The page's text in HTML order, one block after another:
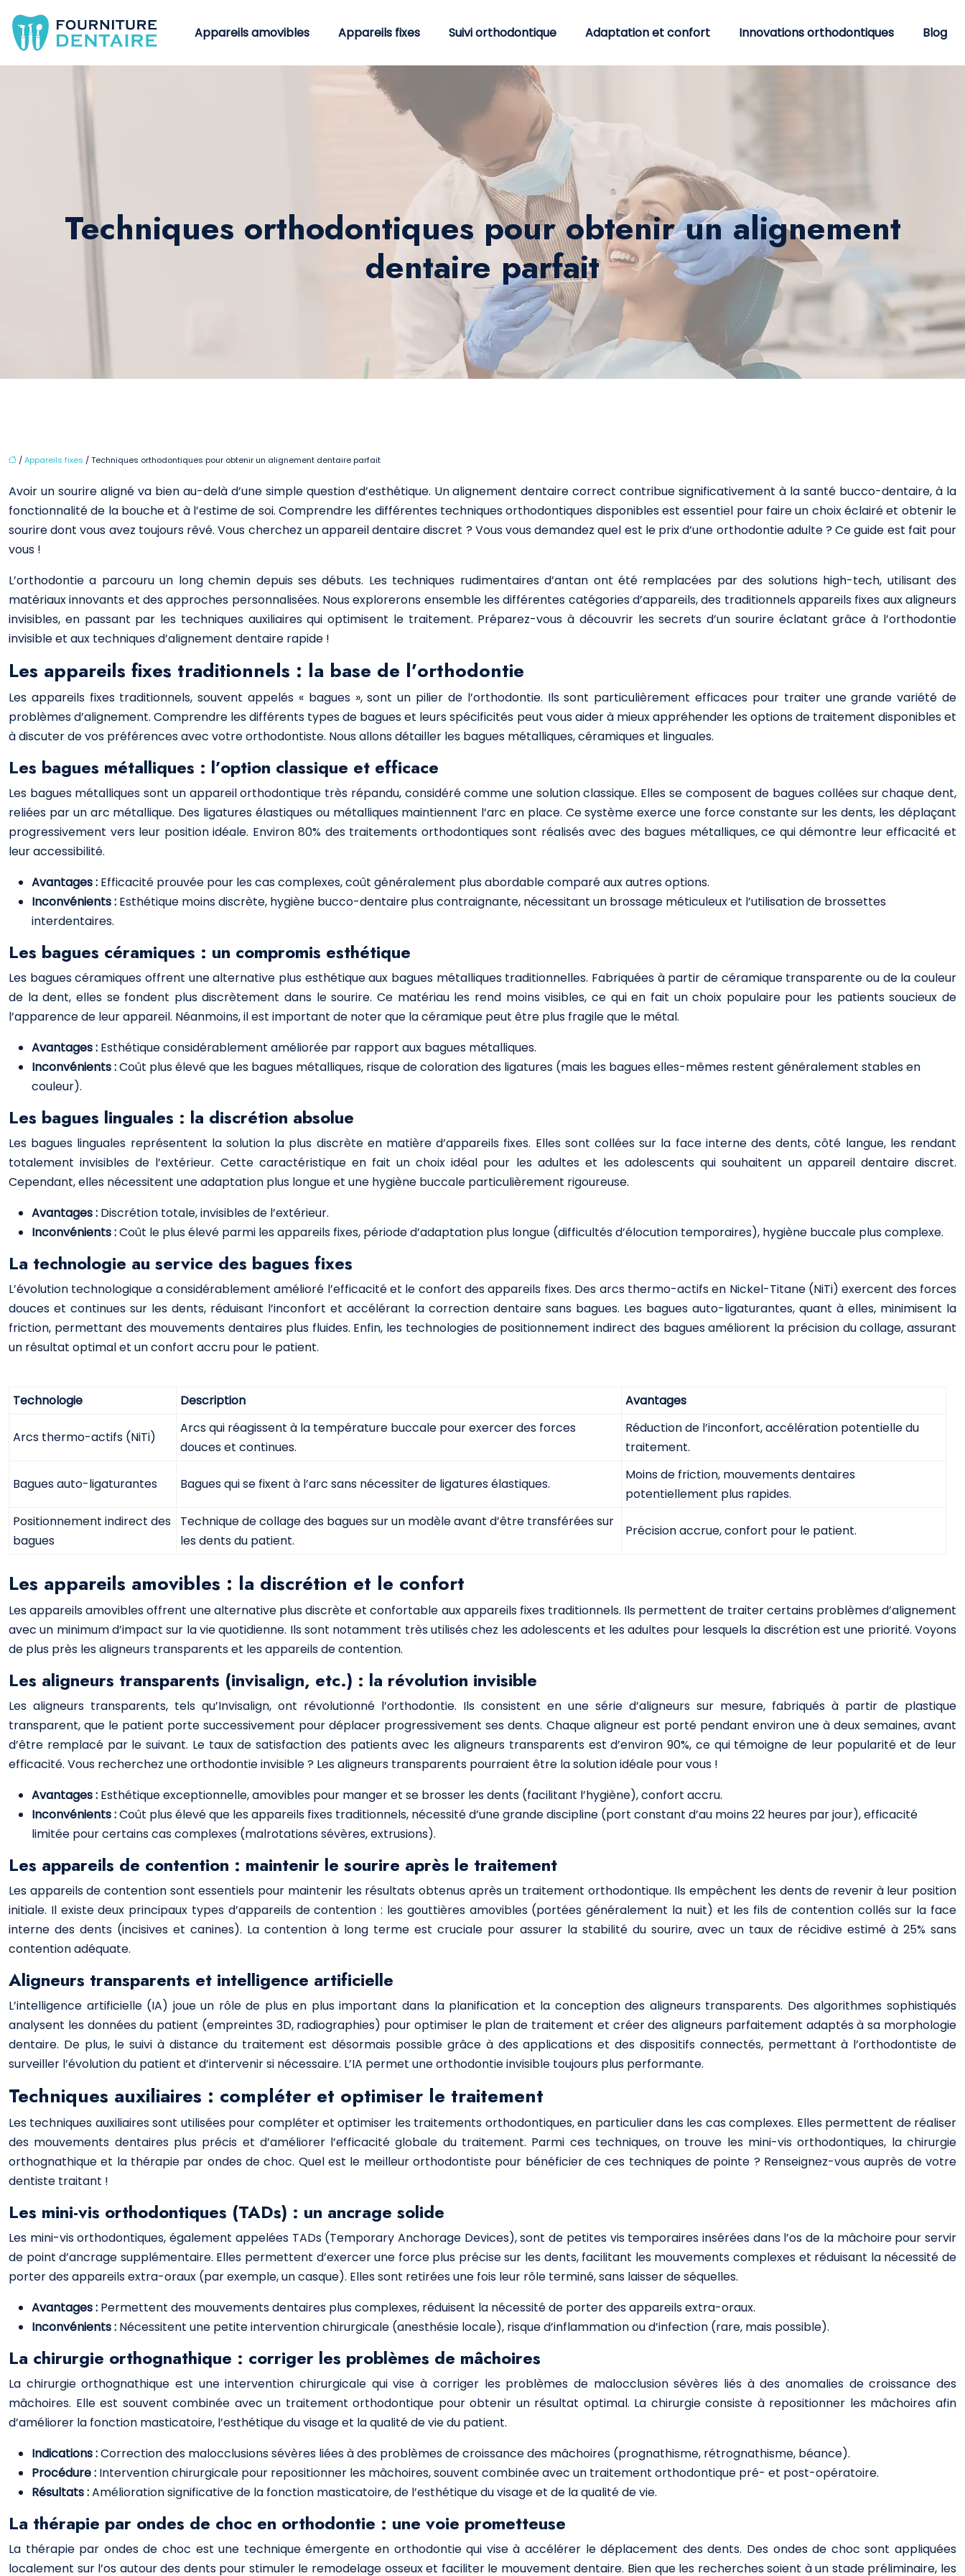
Appareils amovibles Appareils fixes Suivi orthodontique Adaptation et confort Innovations orthodontiques Blog
Techniques orthodontiques pour obtenir un alignement
dentaire parfait
/Appareils fixes / Techniques orthodontiques pour obtenir un alignement dentaire parfait
Avoir un sourire aligné va bien au-delà d’une simple question d’esthétique. Un alignement dentaire correct contribue significativement à la santé bucco-dentaire, à la
fonctionnalité de la bouche et à l’estime de soi. Comprendre les différentes techniques orthodontiques disponibles est essentiel pour faire un choix éclairé et obtenir le
sourire dont vous avez toujours rêvé. Vous cherchez un appareil dentaire discret ? Vous vous demandez quel est le prix d’une orthodontie adulte ? Ce guide est fait pour
vous !
L’orthodontie a parcouru un long chemin depuis ses débuts. Les techniques rudimentaires d’antan ont été remplacées par des solutions high-tech, utilisant des
matériaux innovants et des approches personnalisées. Nous explorerons ensemble les différentes catégories d’appareils, des traditionnels appareils fixes aux aligneurs
invisibles, en passant par les techniques auxiliaires qui optimisent le traitement. Préparez-vous à découvrir les secrets d’un sourire éclatant grâce à l’orthodontie
invisible et aux techniques d’alignement dentaire rapide !
Les appareils fixes traditionnels : la base de l’orthodontie
Les appareils fixes traditionnels, souvent appelés « bagues », sont un pilier de l’orthodontie. Ils sont particulièrement efficaces pour traiter une grande variété de
problèmes d’alignement. Comprendre les différents types de bagues et leurs spécificités peut vous aider à mieux appréhender les options de traitement disponibles et
à discuter de vos préférences avec votre orthodontiste. Nous allons détailler les bagues métalliques, céramiques et linguales.
Les bagues métalliques : l’option classique et efficace
Les bagues métalliques sont un appareil orthodontique très répandu, considéré comme une solution classique. Elles se composent de bagues collées sur chaque dent,
reliées par un arc métallique. Des ligatures élastiques ou métalliques maintiennent l’arc en place. Ce système exerce une force constante sur les dents, les déplaçant
progressivement vers leur position idéale. Environ 80% des traitements orthodontiques sont réalisés avec des bagues métalliques, ce qui démontre leur efficacité et
leur accessibilité.
Avantages : Efficacité prouvée pour les cas complexes, coût généralement plus abordable comparé aux autres options.
Inconvénients : Esthétique moins discrète, hygiène bucco-dentaire plus contraignante, nécessitant un brossage méticuleux et l’utilisation de brossettes
interdentaires.
Les bagues céramiques : un compromis esthétique
Les bagues céramiques offrent une alternative plus esthétique aux bagues métalliques traditionnelles. Fabriquées à partir de céramique transparente ou de la couleur
de la dent, elles se fondent plus discrètement dans le sourire. Ce matériau les rend moins visibles, ce qui en fait un choix populaire pour les patients soucieux de
l’apparence de leur appareil. Néanmoins, il est important de noter que la céramique peut être plus fragile que le métal.
Avantages : Esthétique considérablement améliorée par rapport aux bagues métalliques.
Inconvénients :Coût plus élevé que les bagues métalliques, risque de coloration des ligatures (mais les bagues elles-mêmes restent généralement stables en
couleur).
Les bagues linguales : la discrétion absolue
Les bagues linguales représentent la solution la plus discrète en matière d’appareils fixes. Elles sont collées sur la face interne des dents, côté langue, les rendant
totalement invisibles de l’extérieur. Cette caractéristique en fait un choix idéal pour les adultes et les adolescents qui souhaitent un appareil dentaire discret.
Cependant, elles nécessitent une adaptation plus longue et une hygiène buccale particulièrement rigoureuse.
Avantages : Discrétion totale, invisibles de l’extérieur.
Inconvénients :Coût le plus élevé parmi les appareils fixes, période d’adaptation plus longue (difficultés d’élocution temporaires), hygiène buccale plus complexe.
La technologie au service des bagues fixes
L’évolution technologique a considérablement amélioré l’efficacité et le confort des appareils fixes. Des arcs thermo-actifs en Nickel-Titane (NiTi) exercent des forces
douces et continues sur les dents, réduisant l’inconfort et accélérant la correction dentaire sans bagues. Les bagues auto-ligaturantes, quant à elles, minimisent la
friction, permettant des mouvements dentaires plus fluides. Enfin, les technologies de positionnement indirect des bagues améliorent la précision du collage, assurant
un résultat optimal et un confort accru pour le patient.
Technologie Description Avantages
Arcs thermo-actifs (NiTi)
Arcs qui réagissent à la température buccale pour exercer des forces
douces et continues.
Réduction de l’inconfort, accélération potentielle du
traitement.
Bagues auto-ligaturantes Bagues qui se fixent à l’arc sans nécessiter de ligatures élastiques.
Moins de friction, mouvements dentaires
potentiellement plus rapides.
Positionnement indirect des
bagues
Technique de collage des bagues sur un modèle avant d’être transférées sur
les dents du patient.
Précision accrue, confort pour le patient.
Les appareils amovibles : la discrétion et le confort
Les appareils amovibles offrent une alternative plus discrète et confortable aux appareils fixes traditionnels. Ils permettent de traiter certains problèmes d’alignement
avec un minimum d’impact sur la vie quotidienne. Ils sont notamment très utilisés chez les adolescents et les adultes pour lesquels la discrétion est une priorité. Voyons
de plus près les aligneurs transparents et les appareils de contention.
Les aligneurs transparents (invisalign, etc.) : la révolution invisible
Les aligneurs transparents, tels qu’Invisalign, ont révolutionné l’orthodontie. Ils consistent en une série d’aligneurs sur mesure, fabriqués à partir de plastique
transparent, que le patient porte successivement pour déplacer progressivement ses dents. Chaque aligneur est porté pendant environ une à deux semaines, avant
d’être remplacé par le suivant. Le taux de satisfaction des patients avec les aligneurs transparents est d’environ 90%, ce qui témoigne de leur popularité et de leur
efficacité. Vous recherchez une orthodontie invisible ? Les aligneurs transparents pourraient être la solution idéale pour vous !
Avantages : Esthétique exceptionnelle, amovibles pour manger et se brosser les dents (facilitant l’hygiène), confort accru.
Inconvénients :Coût plus élevé que les appareils fixes traditionnels, nécessité d’une grande discipline (port constant d’au moins 22 heures par jour), efficacité
limitée pour certains cas complexes (malrotations sévères, extrusions).
Les appareils de contention : maintenir le sourire après le traitement
Les appareils de contention sont essentiels pour maintenir les résultats obtenus après un traitement orthodontique. Ils empêchent les dents de revenir à leur position
initiale. Il existe deux principaux types d’appareils de contention : les gouttières amovibles (portées généralement la nuit) et les fils de contention collés sur la face
interne des dents (incisives et canines). La contention à long terme est cruciale pour assurer la stabilité du sourire, avec un taux de récidive estimé à 25% sans
contention adéquate.
Aligneurs transparents et intelligence artificielle
L’intelligence artificielle (IA) joue un rôle de plus en plus important dans la planification et la conception des aligneurs transparents. Des algorithmes sophistiqués
analysent les données du patient (empreintes 3D, radiographies) pour optimiser le plan de traitement et créer des aligneurs parfaitement adaptés à sa morphologie
dentaire. De plus, le suivi à distance du traitement est désormais possible grâce à des applications et des dispositifs connectés, permettant à l’orthodontiste de
surveiller l’évolution du patient et d’intervenir si nécessaire. L’IA permet une orthodontie invisible toujours plus performante.
Techniques auxiliaires : compléter et optimiser le traitement
Les techniques auxiliaires sont utilisées pour compléter et optimiser les traitements orthodontiques, en particulier dans les cas complexes. Elles permettent de réaliser
des mouvements dentaires plus précis et d’améliorer l’efficacité globale du traitement. Parmi ces techniques, on trouve les mini-vis orthodontiques, la chirurgie
orthognathique et la thérapie par ondes de choc. Quel est le meilleur orthodontiste pour bénéficier de ces techniques de pointe ? Renseignez-vous auprès de votre
dentiste traitant !
Les mini-vis orthodontiques (TADs) : un ancrage solide
Les mini-vis orthodontiques, également appelées TADs (Temporary Anchorage Devices), sont de petites vis temporaires insérées dans l’os de la mâchoire pour servir
de point d’ancrage supplémentaire. Elles permettent d’exercer une force plus précise sur les dents, facilitant les mouvements complexes et réduisant la nécessité de
porter des appareils extra-oraux (par exemple, un casque). Elles sont retirées une fois leur rôle terminé, sans laisser de séquelles.
Avantages : Permettent des mouvements dentaires plus complexes, réduisent la nécessité de porter des appareils extra-oraux.
Inconvénients : Nécessitent une petite intervention chirurgicale (anesthésie locale), risque d’inflammation ou d’infection (rare, mais possible).
La chirurgie orthognathique : corriger les problèmes de mâchoires
La chirurgie orthognathique est une intervention chirurgicale qui vise à corriger les problèmes de malocclusion sévères liés à des anomalies de croissance des
mâchoires. Elle est souvent combinée avec un traitement orthodontique pour obtenir un résultat optimal. La chirurgie consiste à repositionner les mâchoires afin
d’améliorer la fonction masticatoire, l’esthétique du visage et la qualité de vie du patient.
Indications :Correction des malocclusions sévères liées à des problèmes de croissance des mâchoires (prognathisme, rétrognathisme, béance).
Procédure : Intervention chirurgicale pour repositionner les mâchoires, souvent combinée avec un traitement orthodontique pré- et post-opératoire.
Résultats :Amélioration significative de la fonction masticatoire, de l’esthétique du visage et de la qualité de vie.
La thérapie par ondes de choc en orthodontie : une voie prometteuse
La thérapie par ondes de choc est une technique émergente en orthodontie qui vise à accélérer le déplacement des dents. Des ondes de choc sont appliquées
localement sur l’os autour des dents pour stimuler le remodelage osseux et faciliter le mouvement dentaire. Bien que les recherches soient à un stade préliminaire, les